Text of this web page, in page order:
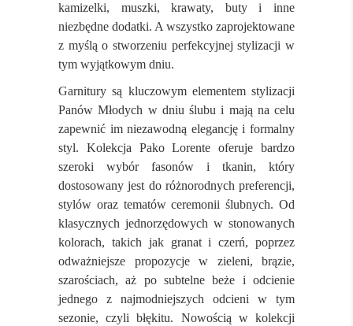
kamizelki, muszki, krawaty, buty i inne
niezbędne dodatki. A wszystko zaprojektowane
z myślą o stworzeniu perfekcyjnej stylizacji w
tym wyjątkowym dniu.
Garnitury są kluczowym elementem stylizacji
Panów Młodych w dniu ślubu i mają na celu
zapewnić im niezawodną elegancję i formalny
styl. Kolekcja Pako Lorente oferuje bardzo
szeroki wybór fasonów i tkanin, który
dostosowany jest do różnorodnych preferencji,
stylów oraz tematów ceremonii ślubnych. Od
klasycznych jednorzędowych w stonowanych
kolorach, takich jak granat i czerń, poprzez
odważniejsze propozycje w zieleni, brązie,
szarościach, aż po subtelne beże i odcienie
jednego z najmodniejszych odcieni w tym
sezonie, czyli błękitu. Nowością w kolekcji